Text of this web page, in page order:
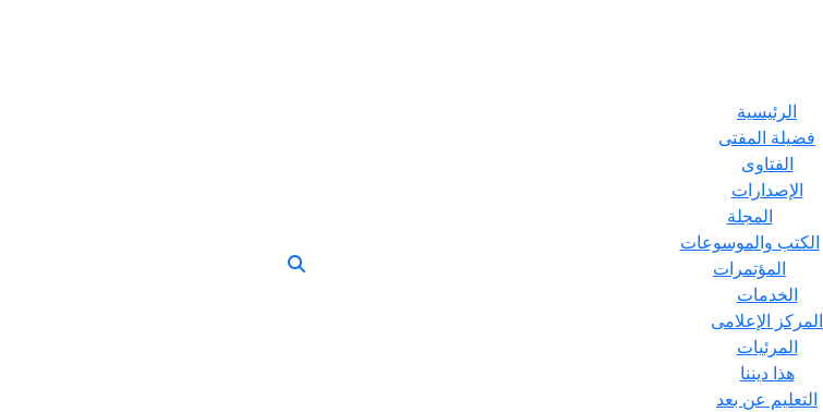
الرئيسية
فضيلة المفتى
الفتاوى
الإصدارات
المجلة
الكتب والموسوعات
المؤتمرات
الخدمات
المركز الإعلامى
المرئيات
هذا ديننا
التعليم عن بعد